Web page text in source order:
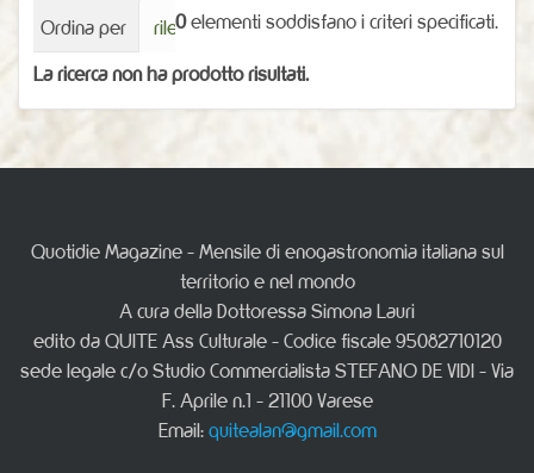
0elementi soddisfano i criteri specificati.
Ordina per rilevanza Data (prima i più recenti)
La ricerca non ha prodotto risultati.
Quotidie Magazine - Mensile di enogastronomia italiana sul
territorio e nel mondo
A cura della Dottoressa Simona Lauri
edito da QUITE Ass Culturale - Codice fiscale 95082710120
sede legale c/o Studio Commercialista STEFANO DE VIDI - Via
F. Aprile n.1 - 21100 Varese
Email: quitealan@gmail.com